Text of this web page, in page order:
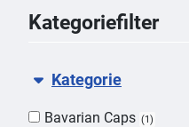
Kategoriefilter
Kategorie
Bavarian Caps 1